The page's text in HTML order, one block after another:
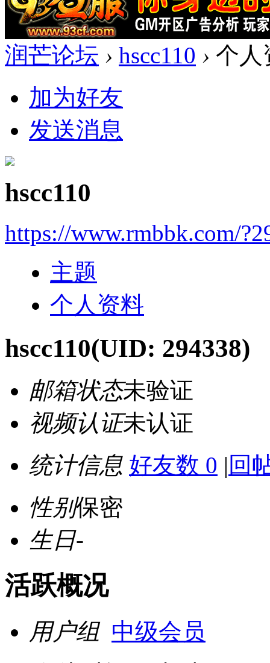
润芒论坛 › hscc110 › 个人
加为好友
发送消息
hscc110
https://www.rmbbk.com/
主题
个人资料
hscc110(UID: 294338)
邮箱状态未验证
视频认证未认证
统计信息 好友数 0 | 回
性别保密
生日-
活跃概况
用户组 中级会员